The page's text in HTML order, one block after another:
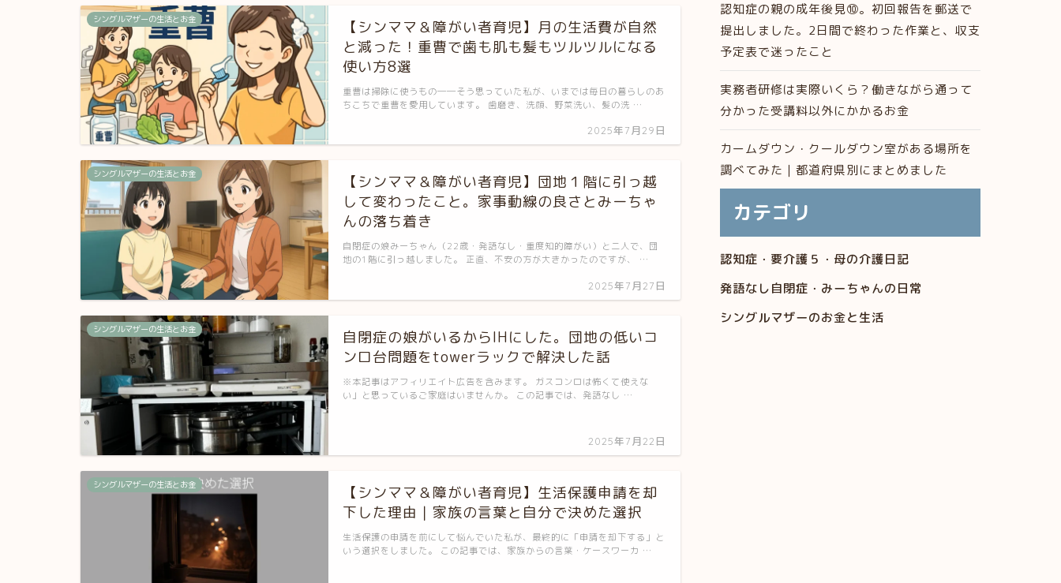
シングルマザーの生活とお金
【シンママ＆障がい者育児】月の生活費が自然
と減った！重曹で歯も肌も髪もツルツルになる
使い方8選
2025年7月29日
重曹は掃除に使うもの──そう思っていた私が、いまでは毎日の暮らしのあ
ちこちで重曹を愛用しています。 歯磨き、洗顔、野菜洗い、髪の洗 …
シングルマザーの生活とお金
【シンママ＆障がい者育児】団地１階に引っ越
して変わったこと。家事動線の良さとみーちゃ
んの落ち着き
2025年7月27日
自閉症の娘みーちゃん（22歳・発語なし・重度知的障がい）と二人で、団
地の1階に引っ越しました。 正直、不安の方が大きかったのですが、 …
シングルマザーの生活とお金
自閉症の娘がいるからIHにした。団地の低いコ
ンロ台問題をtowerラックで解決した話
2025年7月22日
※本記事はアフィリエイト広告を含みます。 ガスコンロは怖くて使えな
い」と思っているご家庭はいませんか。 この記事では、発語なし …
シングルマザーの生活とお金
【シンママ＆障がい者育児】生活保護申請を却
下した理由｜家族の言葉と自分で決めた選択
生活保護の申請を前にして悩んでいた私が、最終的に「申請を却下する」と
いう選択をしました。 この記事では、家族からの言葉・ケースワーカ …
認知症の親の成年後見⑩。初回報告を郵送で
提出しました。2日間で終わった作業と、収支
予定表で迷ったこと
実務者研修は実際いくら？働きながら通って
分かった受講料以外にかかるお金
カームダウン・クールダウン室がある場所を
調べてみた｜都道府県別にまとめました
カテゴリ
認知症・要介護５・母の介護日記
発語なし自閉症・みーちゃんの日常
シングルマザーのお金と生活